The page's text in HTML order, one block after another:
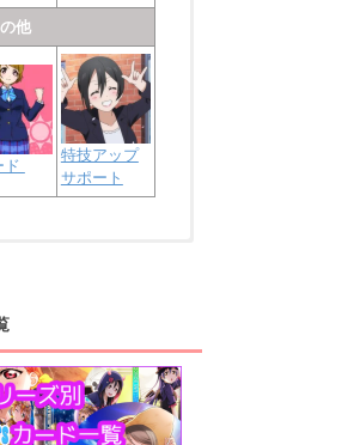
他
ド
特技アップ
サポート
歌 渡辺曜
院1年生
優木せつ菜